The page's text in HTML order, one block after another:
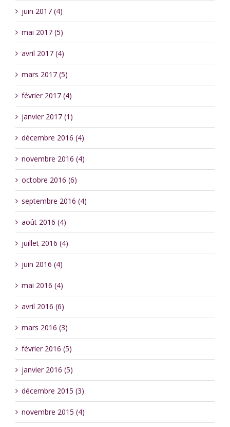
juin 2017 (4)
mai 2017 (5)
avril 2017 (4)
mars 2017 (5)
février 2017 (4)
janvier 2017 (1)
décembre 2016 (4)
novembre 2016 (4)
octobre 2016 (6)
septembre 2016 (4)
août 2016 (4)
juillet 2016 (4)
juin 2016 (4)
mai 2016 (4)
avril 2016 (6)
mars 2016 (3)
février 2016 (5)
janvier 2016 (5)
décembre 2015 (3)
novembre 2015 (4)